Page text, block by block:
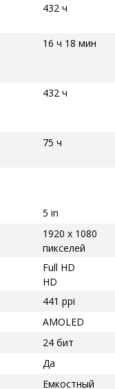
432 ч
16 ч 18 мин
432 ч
75 ч
5 in
1920 x 1080
пикселей
Full HD
HD
441 ppi
AMOLED
24 бит
Да
Емкостный